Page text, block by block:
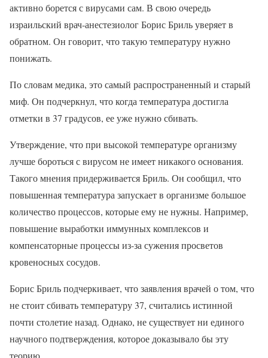
активно борется с вирусами сам. В свою очередь
израильский врач-анестезиолог Борис Бриль уверяет в
обратном. Он говорит, что такую температуру нужно
понижать.
По словам медика, это самый распространенный и старый
миф. Он подчеркнул, что когда температура достигла
отметки в 37 градусов, ее уже нужно сбивать.
Утверждение, что при высокой температуре организму
лучше бороться с вирусом не имеет никакого основания.
Такого мнения придерживается Бриль. Он сообщил, что
повышенная температура запускает в организме большое
количество процессов, которые ему не нужны. Например,
повышение выработки иммунных комплексов и
компенсаторные процессы из-за сужения просветов
кровеносных сосудов.
Борис Бриль подчеркивает, что заявления врачей о том, что
не стоит сбивать температуру 37, считались истинной
почти столетие назад. Однако, не существует ни единого
научного подтверждения, которое доказывало бы эту
теорию.